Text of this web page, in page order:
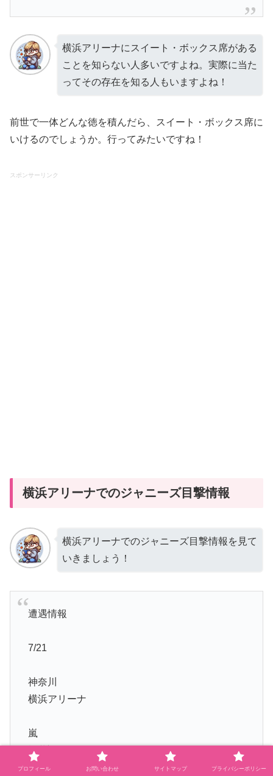
横浜アリーナにスイート・ボックス席がある
ことを知らない人多いですよね。実際に当た
ってその存在を知る人もいますよね！
前世で一体どんな徳を積んだら、スイート・ボックス席に
いけるのでしょうか。行ってみたいですね！
スポンサーリンク
横浜アリーナでのジャニーズ目撃情報
横浜アリーナでのジャニーズ目撃情報を見て
いきましょう！
遭遇情報
7/21
神奈川
横浜アリーナ
嵐
櫻井翔
プロフィール お問い合わせ サイトマップ プライバシーポリシー